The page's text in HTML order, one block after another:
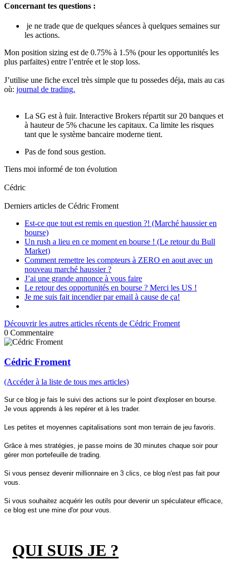
Concernant tes questions :
je ne trade que de quelques séances à quelques semaines sur
les actions.
Mon position sizing est de 0.75% à 1.5% (pour les opportunités les
plus parfaites) entre l’entrée et le stop loss.
J’utilise une fiche excel très simple que tu possedes déja, mais au cas
où: journal de trading.
La SG est à fuir. Interactive Brokers répartit sur 20 banques et
à hauteur de 5% chacune les capitaux. Ca limite les risques
tant que le système bancaire moderne tient.
Pas de fond sous gestion.
Tiens moi informé de ton évolution
Cédric
Derniers articles de Cédric Froment
Est-ce que tout est remis en question ?! (Marché haussier en
bourse)
Un rush a lieu en ce moment en bourse ! (Le retour du Bull
Market)
Comment remettre les compteurs à ZERO en aout avec un
nouveau marché haussier ?
J’ai une grande annonce à vous faire
Le retour des opportunités en bourse ? Merci les US !
Je me suis fait incendier par email à cause de ça!
Découvrir les autres articles récents de Cédric Froment
0 Commentaire
Cédric Froment
(Accéder à la liste de tous mes articles)
Sur ce blog je fais le suivi des actions sur le point d'exploser en bourse.
Je vous apprends à les repérer et à les trader.
Les petites et moyennes capitalisations sont mon terrain de jeu favoris.
Grâce à mes stratégies, je passe moins de 30 minutes chaque soir pour
gérer mon portefeuille de trading.
Si vous pensez devenir millionnaire en 3 clics, ce blog n'est pas fait pour
vous.
Si vous souhaitez acquérir les outils pour devenir un spéculateur efficace,
ce blog est une mine d'or pour vous.
QUI SUIS JE ?